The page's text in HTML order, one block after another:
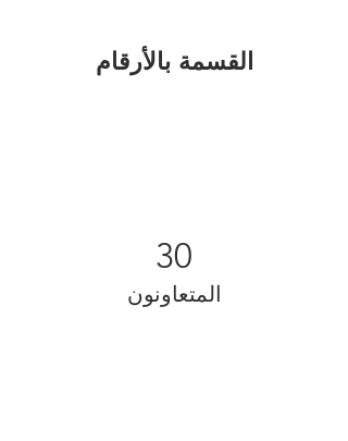
القسمة بالأرقام
30
المتعاونون